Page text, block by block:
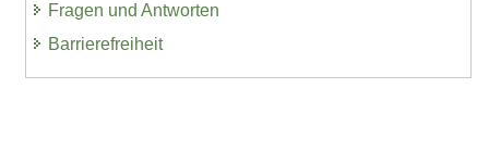
Fragen und Antworten
Barrierefreiheit